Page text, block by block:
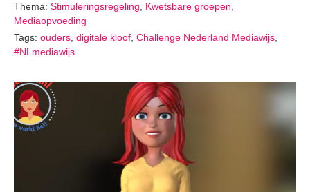
Thema: Stimuleringsregeling, Kwetsbare groepen,
Mediaopvoeding
Tags: ouders, digitale kloof, Challenge Nederland Mediawijs,
#NLmediawijs